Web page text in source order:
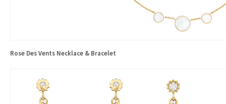
Rose Des Vents Necklace & Bracelet